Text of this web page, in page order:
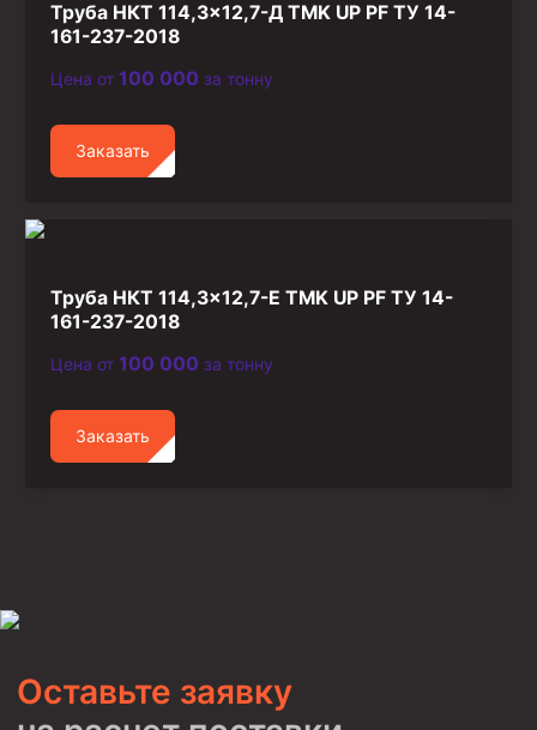
Труба НКТ 114,3×12,7-Д TMK UP PF ТУ 14-
161-237-2018
Цена от 100 000 за тонну
Заказать
Труба НКТ 114,3×12,7-Е TMK UP PF ТУ 14-
161-237-2018
Цена от 100 000 за тонну
Заказать
Оставьте заявку